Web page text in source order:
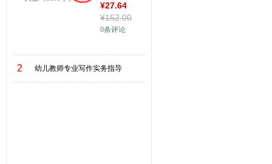
的大侦探+识
字大王
¥27.64
¥152.00
0条评论
2 幼儿教师专业写作实务指导